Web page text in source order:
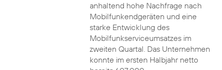
anhaltend hohe Nachfrage nach
Mobilfunkendgeräten und eine
starke Entwicklung des
Mobilfunkserviceumsatzes im
zweiten Quartal. Das Unternehmen
konnte im ersten Halbjahr netto